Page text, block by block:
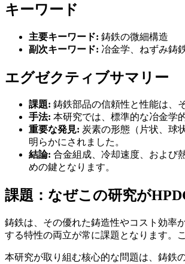
キーワード
主要キーワード: 鋳鉄の微細構造
副次キーワード: 冶金学、ねずみ鋳
エグゼクティブサマリー
課題: 鋳鉄部品の信頼性と性能は、
手法: 本研究では、標準的な冶金学
重要な発見: 炭素の形態（片状、球
明らかにされました。
結論: 合金組成、冷却速度、および
めの鍵となります。
課題：なぜこの研究が
鋳鉄は、その優れた鋳造性やコスト効率
する特性の両立が常に課題となります。
本研究が取り組む核心的な問題は、鋳鉄